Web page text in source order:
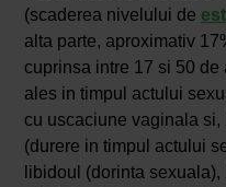
(scaderea nivelului de
alta parte, aproximativ
cuprinsa intre 17 si 50
ales in timpul actului
cu uscaciune vaginala
(durere in timpul actului
libidoul (dorinta